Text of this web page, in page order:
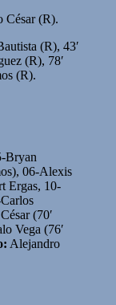
César (R).
(R), 43′
(R), 78′
(R).
Bryan
06-Alexis
Ergas, 10-
(70′
Vega (76′
Alejandro